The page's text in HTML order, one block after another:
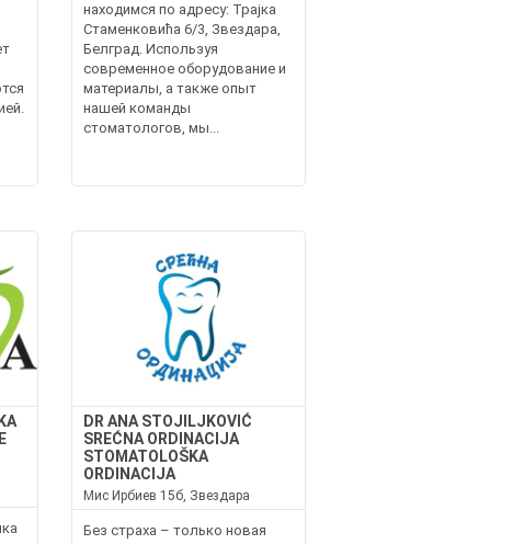
находимся по адресу: Трајка
Стаменковића 6/3, Звездара,
Белград. Используя
современное оборудование и
материалы, а также опыт
нашей команды
стоматологов, мы...
DR ANA STOJILJKOVIĆ
SREĆNA ORDINACIJA
STOMATOLOŠKA
ORDINACIJA
Мис Ирбиев 15б, Звездара
Без страха – только новая